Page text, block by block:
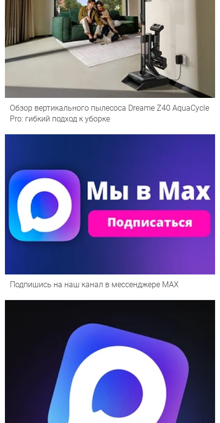
Обзор вертикального пылесоса Dreame Z40 AquaCycle
Pro: гибкий подход к уборке
Подпишись на наш канал в мессенджере МАХ